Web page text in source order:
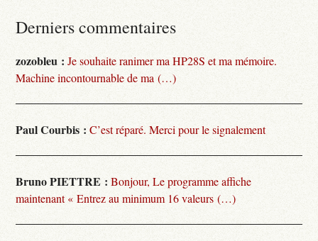
Derniers commentaires
zozobleu : Je souhaite ranimer ma HP28S et ma mémoire.
Machine incontournable de ma (…)
Paul Courbis : C’est réparé. Merci pour le signalement
Bruno PIETTRE : Bonjour, Le programme affiche
maintenant « Entrez au minimum 16 valeurs (…)